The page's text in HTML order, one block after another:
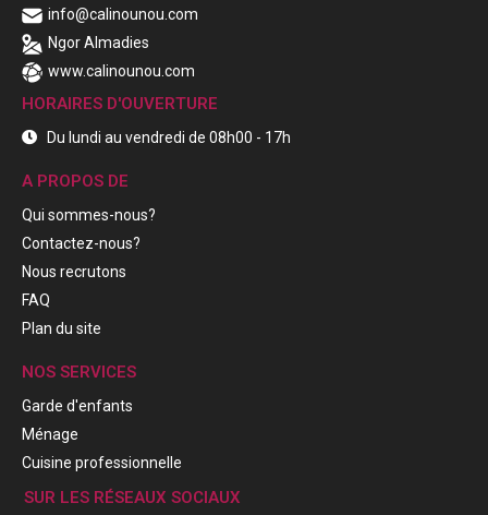
info@calinounou.com
Ngor Almadies
www.calinounou.com
HORAIRES D'OUVERTURE
Du lundi au vendredi de 08h00 - 17h
A PROPOS DE
Qui sommes-nous?
Contactez-nous?
Nous recrutons
FAQ
Plan du site
NOS SERVICES
Garde d'enfants
Ménage
Cuisine professionnelle
SUR LES RÉSEAUX SOCIAUX